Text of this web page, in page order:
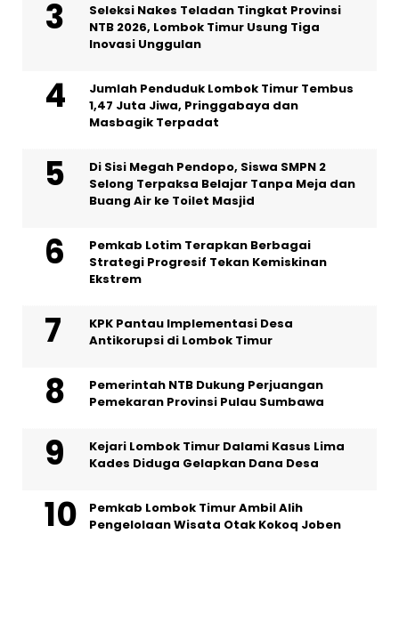
Seleksi Nakes Teladan Tingkat Provinsi
NTB 2026, Lombok Timur Usung Tiga
Inovasi Unggulan
Jumlah Penduduk Lombok Timur Tembus
1,47 Juta Jiwa, Pringgabaya dan
Masbagik Terpadat
Di Sisi Megah Pendopo, Siswa SMPN 2
Selong Terpaksa Belajar Tanpa Meja dan
Buang Air ke Toilet Masjid
Pemkab Lotim Terapkan Berbagai
Strategi Progresif Tekan Kemiskinan
Ekstrem
KPK Pantau Implementasi Desa
Antikorupsi di Lombok Timur
Pemerintah NTB Dukung Perjuangan
Pemekaran Provinsi Pulau Sumbawa
Kejari Lombok Timur Dalami Kasus Lima
Kades Diduga Gelapkan Dana Desa
Pemkab Lombok Timur Ambil Alih
Pengelolaan Wisata Otak Kokoq Joben